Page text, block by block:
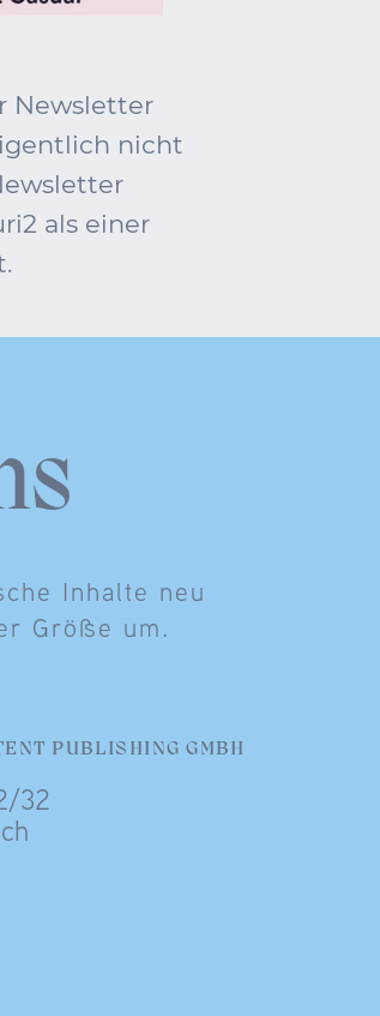
Newsletter
nicht
als einer
Inhalte neu
Größe um.
PUBLISHING GMBH
32